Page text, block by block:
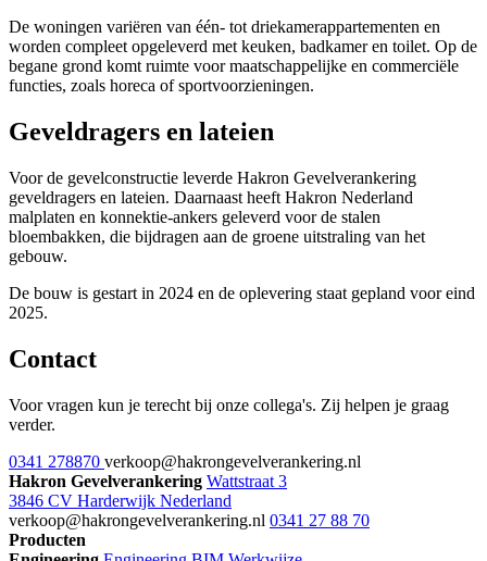
De woningen variëren van één- tot driekamerappartementen en
worden compleet opgeleverd met keuken, badkamer en toilet. Op de
begane grond komt ruimte voor maatschappelijke en commerciële
functies, zoals horeca of sportvoorzieningen.
Geveldragers en lateien
Voor de gevelconstructie leverde Hakron Gevelverankering
geveldragers en lateien. Daarnaast heeft Hakron Nederland
malplaten en konnektie-ankers geleverd voor de stalen
bloembakken, die bijdragen aan de groene uitstraling van het
gebouw.
De bouw is gestart in 2024 en de oplevering staat gepland voor eind
2025.
Contact
Voor vragen kun je terecht bij onze collega's. Zij helpen je graag
verder.
0341 278870 verkoop@hakrongevelverankering.nl
Hakron Gevelverankering Wattstraat 3
3846 CV Harderwijk Nederland
verkoop@hakrongevelverankering.nl 0341 27 88 70
Producten